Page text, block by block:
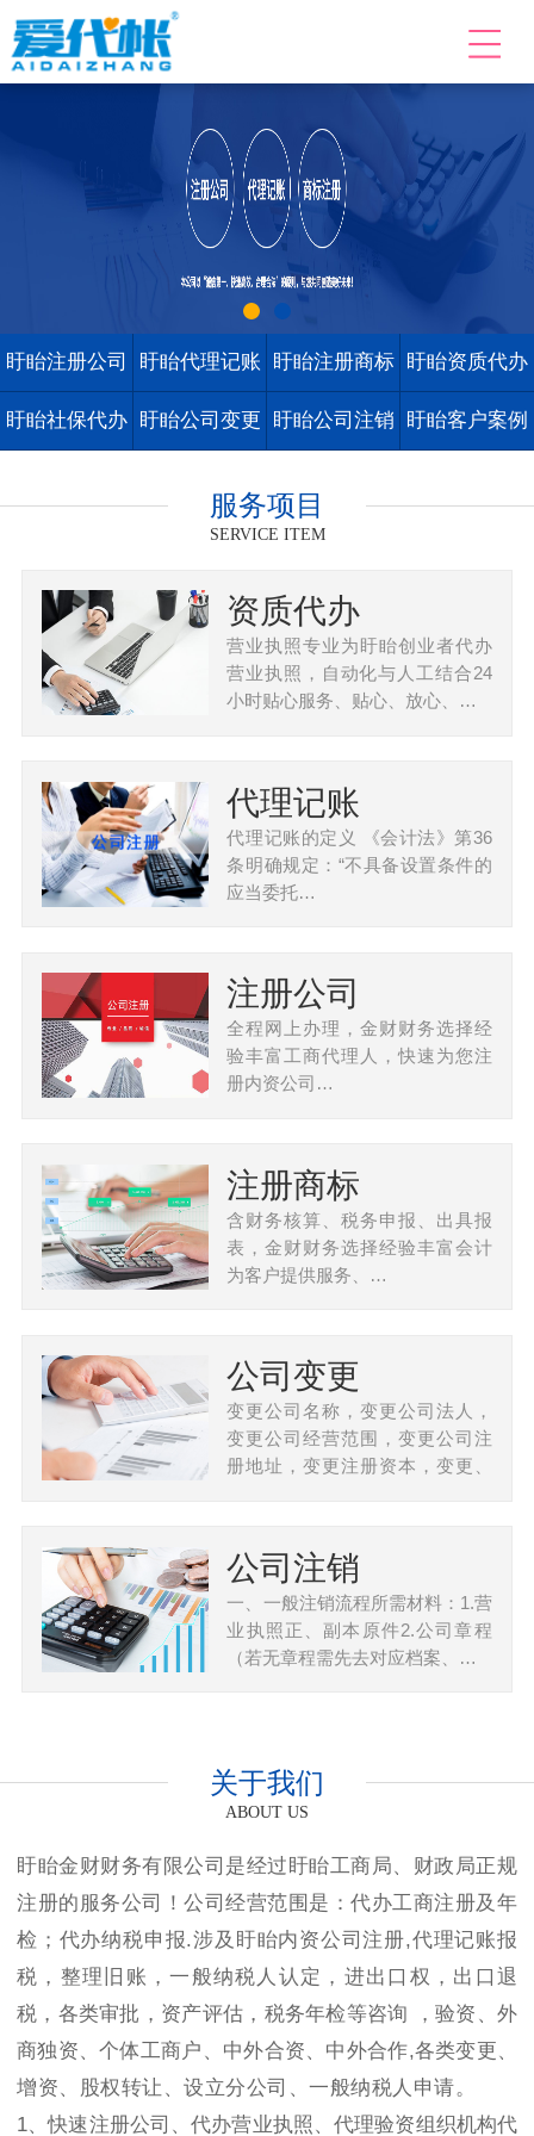
盱眙注册公司 盱眙代理记账 盱眙注册商标 盱眙资质代办
盱眙社保代办 盱眙公司变更 盱眙公司注销 盱眙客户案例
服务项目
SERVICE ITEM
资质代办
营业执照专业为盱眙创业者代办
营业执照，自动化与人工结合24
小时贴心服务、贴心、放心、…
代理记账
代理记账的定义 《会计法》第36
条明确规定：“不具备设置条件的
应当委托…
注册公司
全程网上办理，金财财务选择经
验丰富工商代理人，快速为您注
册内资公司…
注册商标
含财务核算、税务申报、出具报
表，金财财务选择经验丰富会计
为客户提供服务、…
公司变更
变更公司名称，变更公司法人，
变更公司经营范围，变更公司注
册地址，变更注册资本，变更、
公司注销
一、一般注销流程所需材料：1.营
业执照正、副本原件2.公司章程
（若无章程需先去对应档案、…
关于我们
ABOUT US
盱眙金财财务有限公司是经过盱眙工商局、财政局正规
注册的服务公司！公司经营范围是：代办工商注册及年
检；代办纳税申报.涉及盱眙内资公司注册,代理记账报
税，整理旧账，一般纳税人认定，进出口权，出口退
税，各类审批，资产评估，税务年检等咨询 ，验资、外
商独资、个体工商户、中外合资、中外合作,各类变更、
增资、股权转让、设立分公司、一般纳税人申请。
1、快速注册公司、代办营业执照、代理验资组织机构代